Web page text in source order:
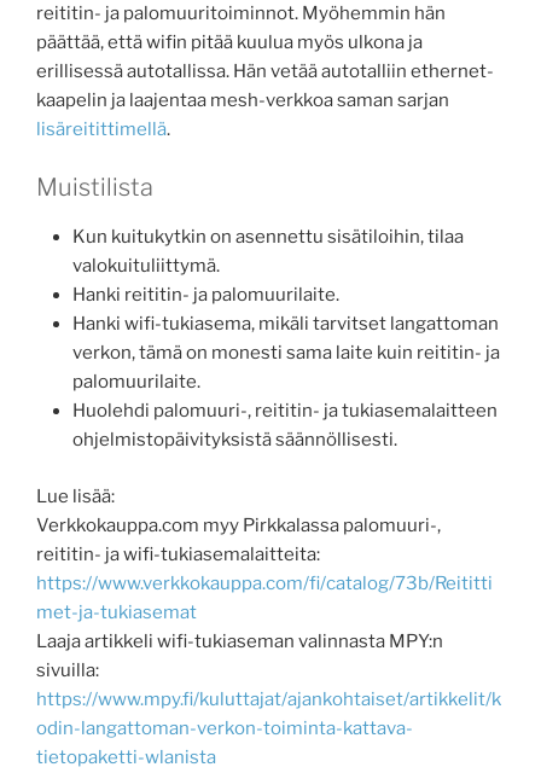
reititin- ja palomuuritoiminnot. Myöhemmin hän
päättää, että wifin pitää kuulua myös ulkona ja
erillisessä autotallissa. Hän vetää autotalliin ethernet-
kaapelin ja laajentaa mesh-verkkoa saman sarjan
lisäreitittimellä.
Muistilista
Kun kuitukytkin on asennettu sisätiloihin, tilaa
valokuituliittymä.
Hanki reititin- ja palomuurilaite.
Hanki wifi-tukiasema, mikäli tarvitset langattoman
verkon, tämä on monesti sama laite kuin reititin- ja
palomuurilaite.
Huolehdi palomuuri-, reititin- ja tukiasemalaitteen
ohjelmistopäivityksistä säännöllisesti.
Lue lisää:
Verkkokauppa.com myy Pirkkalassa palomuuri-,
reititin- ja wifi-tukiasemalaitteita:
https://www.verkkokauppa.com/fi/catalog/73b/Reititti
met-ja-tukiasemat
Laaja artikkeli wifi-tukiaseman valinnasta MPY:n
sivuilla:
https://www.mpy.fi/kuluttajat/ajankohtaiset/artikkelit/k
odin-langattoman-verkon-toiminta-kattava-
tietopaketti-wlanista